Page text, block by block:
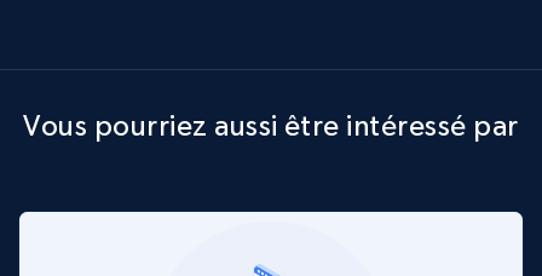
Vous pourriez aussi être intéressé par